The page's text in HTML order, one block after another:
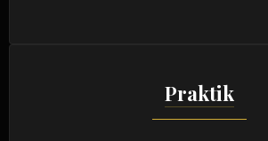
Praktik